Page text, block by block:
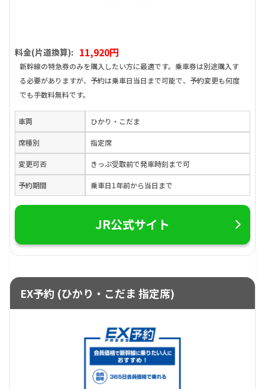
料金(片道換算): 11,920円
新幹線の特急券のみを購入したい方に最適です。乗車券は別途購入す
る必要がありますが、予約は乗車日当日まで可能で、予約変更も何度
でも手数料無料です。
車両 ひかり・こだま
席種別 指定席
変更可否 きっぷ受取前で発車時刻まで可
予約期間 乗車日1年前から当日まで
JR公式サイト
EX予約 (ひかり・こだま 指定席)